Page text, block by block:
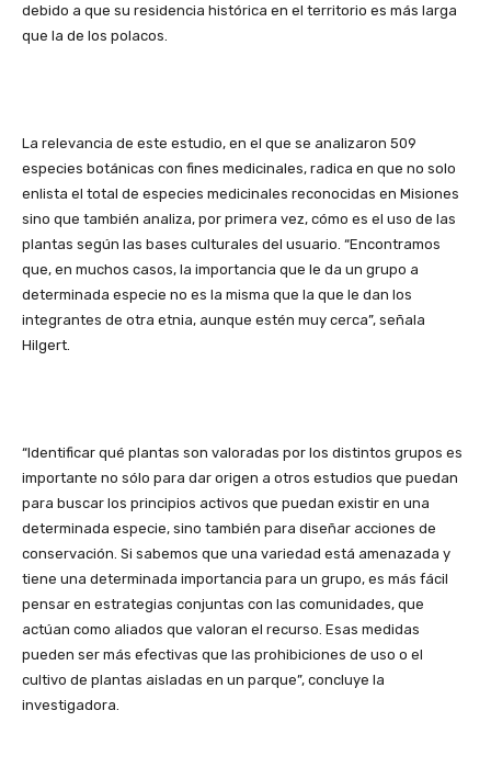
debido a que su residencia histórica en el territorio es más larga
que la de los polacos.
La relevancia de este estudio, en el que se analizaron 509
especies botánicas con fines medicinales, radica en que no solo
enlista el total de especies medicinales reconocidas en Misiones
sino que también analiza, por primera vez, cómo es el uso de las
plantas según las bases culturales del usuario. “Encontramos
que, en muchos casos, la importancia que le da un grupo a
determinada especie no es la misma que la que le dan los
integrantes de otra etnia, aunque estén muy cerca”, señala
Hilgert.
“Identificar qué plantas son valoradas por los distintos grupos es
importante no sólo para dar origen a otros estudios que puedan
para buscar los principios activos que puedan existir en una
determinada especie, sino también para diseñar acciones de
conservación. Si sabemos que una variedad está amenazada y
tiene una determinada importancia para un grupo, es más fácil
pensar en estrategias conjuntas con las comunidades, que
actúan como aliados que valoran el recurso. Esas medidas
pueden ser más efectivas que las prohibiciones de uso o el
cultivo de plantas aisladas en un parque”, concluye la
investigadora.